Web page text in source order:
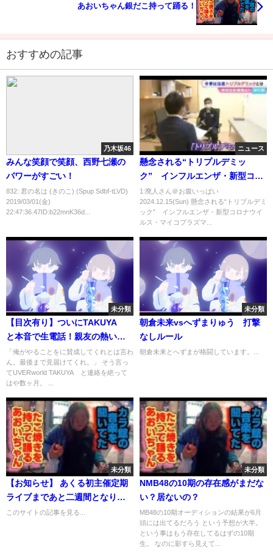
あおいちゃん銀だこ持って踊る！
おすすめの記事
乃木坂46
みんな笑顔で笑顔、西野七瀬の
パワーがすごい！
832: 君の名は (きのこ) (Spup Sdbf-tLVD)
2019/03/01(金)
22:47:36.47ID:b22mnK36d...
ニュース
懸念される“トリプルデミッ
ク” インフルエンザ・新型コロ
ナウイルス・マイコプラズマの
同時流行に注意【岡山】
1:廃人さん＠お腹いっぱい
2024.12.15(Sun) 懸念される“トリプルデミ
ック” インフルエンザ・新型コロナウイ
ルス・マイコプラズマ...
未分類
【目次有り】ついにTAKUYA∞
と本音で生電話！親友の熱い気
持ちにガーシー男泣き！【電話
トークノーカット】【フルテロ
ップ】【神回】
「俺がやることをに賛成してくれとは言わ
ん。最後まで見届けてくれ。」 そう言っ
てUVERworld TAKUYA∞と連絡を絶って
はや数ヶ月。 ...
未分類
朝倉未来vsへずまりゅう 打撃
なしルール
朝倉未来とへずまが格闘しています。...
未分類
【お知らせ】 あくる初主催定期
ライブまであと二週間となりま
し...
このサイトの記事を見る...
未分類
NMB48の10期の存在感がまだな
い？居ないの？
MB48の10期オーディションの結果が6月
頭には出てるだろう という予想が大半。
という事はもう存在してるはずの10期
生。 なのに影すら見えて...